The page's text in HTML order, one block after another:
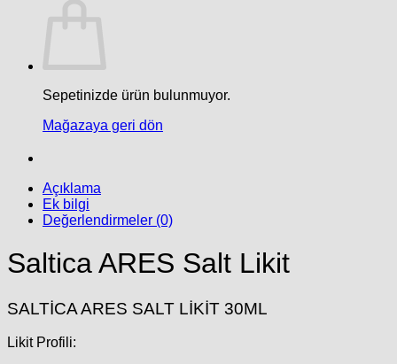
Sepetinizde ürün bulunmuyor.
Mağazaya geri dön
Açıklama
Ek bilgi
Değerlendirmeler (0)
Saltica ARES Salt Likit
SALTİCA ARES SALT LİKİT 30ML
Likit Profili: